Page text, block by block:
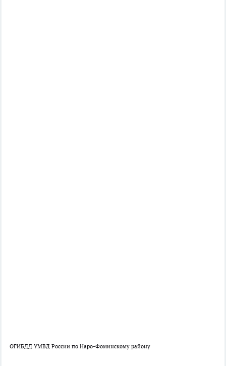
ОГИБДД УМВД России по Наро-Фоминскому району